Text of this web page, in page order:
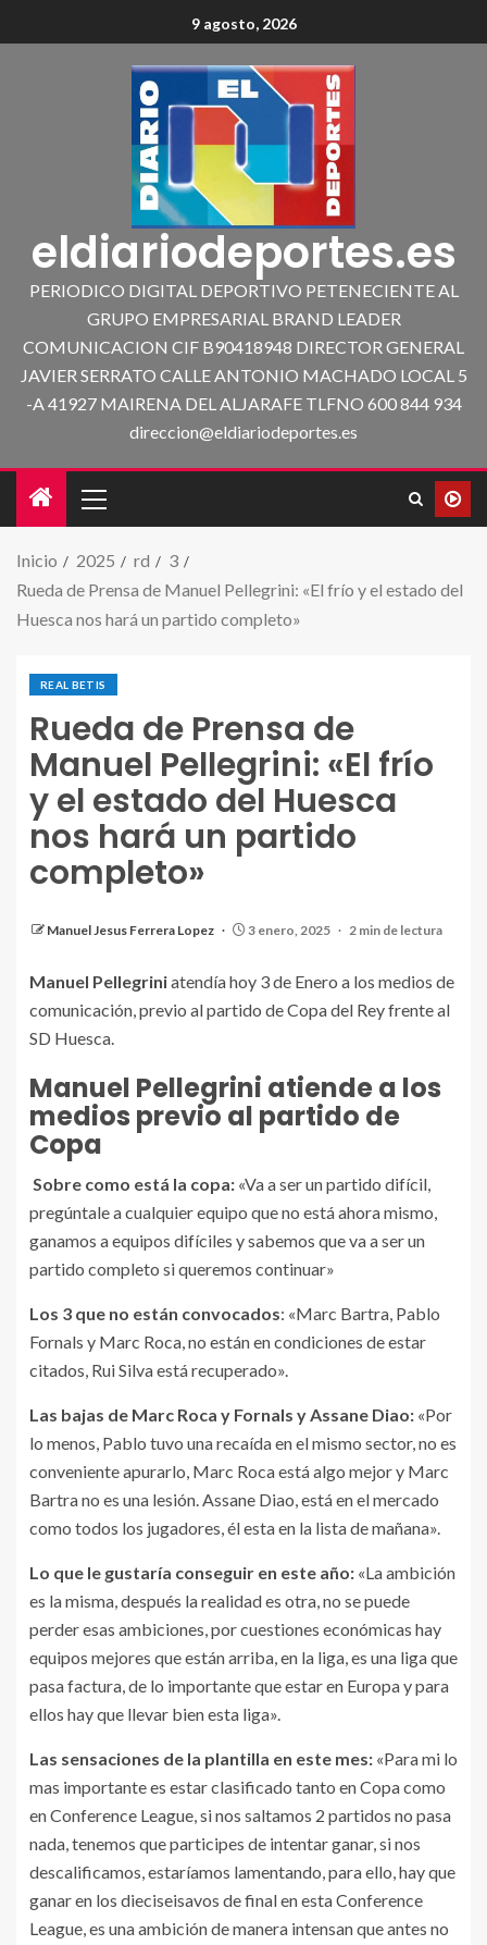
9 agosto, 2026
eldiariodeportes.es
PERIODICO DIGITAL DEPORTIVO PETENECIENTE AL
GRUPO EMPRESARIAL BRAND LEADER
COMUNICACION CIF B90418948 DIRECTOR GENERAL
JAVIER SERRATO CALLE ANTONIO MACHADO LOCAL 5
-A 41927 MAIRENA DEL ALJARAFE TLFNO 600 844 934
direccion@eldiariodeportes.es
Inicio 2025 rd
3
Rueda de Prensa de Manuel Pellegrini: «El frío y el estado del
Huesca nos hará un partido completo»
REAL BETIS
Rueda de Prensa de
Manuel Pellegrini: «El frío
y el estado del Huesca
nos hará un partido
completo»
Manuel Jesus Ferrera Lopez 3 enero, 2025 2 min de lectura
Rueda de Prensa de Manuel Pellegrini. |Fuente:(Real
Manuel Pellegriniatendía hoy 3 de Enero a los medios de
comunicación, previo al partido de Copa del Rey frente al
SD Huesca.
Manuel Pellegrini atiende a los
medios previo al partido de
Copa
Sobre como está la copa: «Va a ser un partido difícil,
pregúntale a cualquier equipo que no está ahora mismo,
ganamos a equipos difíciles y sabemos que va a ser un
partido completo si queremos continuar»
Los 3 que no están convocados: «Marc Bartra, Pablo
Fornals y Marc Roca, no están en condiciones de estar
citados, Rui Silva está recuperado».
Las bajas de Marc Roca y Fornals y Assane Diao: «Por
lo menos, Pablo tuvo una recaída en el mismo sector, no es
conveniente apurarlo, Marc Roca está algo mejor y Marc
Bartra no es una lesión. Assane Diao, está en el mercado
como todos los jugadores, él esta en la lista de mañana».
Lo que le gustaría conseguir en este año: «La ambición
es la misma, después la realidad es otra, no se puede
perder esas ambiciones, por cuestiones económicas hay
equipos mejores que están arriba, en la liga, es una liga que
pasa factura, de lo importante que estar en Europa y para
ellos hay que llevar bien esta liga».
Las sensaciones de la plantilla en este mes: «Para mi lo
mas importante es estar clasificado tanto en Copa como
en Conference League, si nos saltamos 2 partidos no pasa
nada, tenemos que participes de intentar ganar, si nos
descalificamos, estaríamos lamentando, para ello, hay que
ganar en los dieciseisavos de final en esta Conference
League, es una ambición de manera intensan que antes no